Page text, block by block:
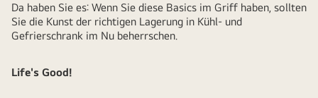
Da haben Sie es: Wenn Sie diese Basics im Griff haben, sollten
Sie die Kunst der richtigen Lagerung in Kühl- und
Gefrierschrank im Nu beherrschen.
Life's Good!